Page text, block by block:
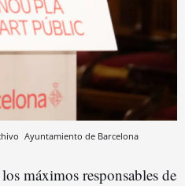
Ayuntamiento de Barcelona
máximos responsables de